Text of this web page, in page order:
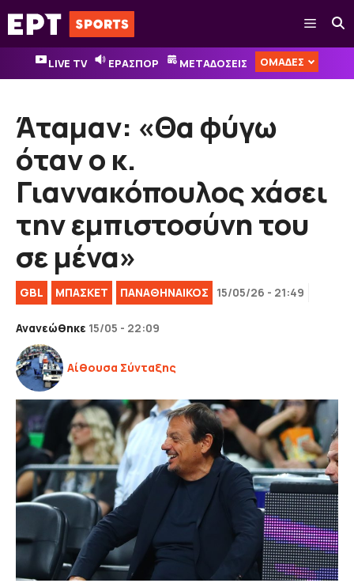
Μετάβαση
σε
περιεχόμενο
Μενού
LIVE TV ΕΡΑΣΠΟΡ ΜΕΤΑΔΟΣΕΙΣ ΟΜΑΔΕΣ
Άταμαν: «Θα φύγω
όταν ο κ.
Γιαννακόπουλος χάσει
την εμπιστοσύνη του
σε μένα»
GBL ΜΠΑΣΚΕΤ ΠΑΝΑΘΗΝΑΙΚΟΣ 15/05/26 - 21:49
Ανανεώθηκε 15/05 - 22:09
Αίθουσα Σύνταξης